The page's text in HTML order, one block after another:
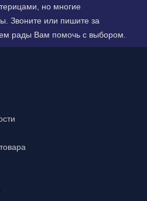
но многие
Звоните или пишите за
рады Вам помочь с выбором.